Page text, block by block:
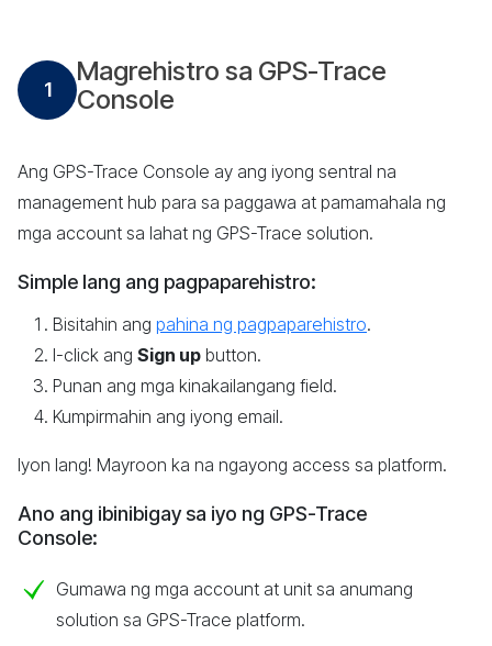
1
Magrehistro sa GPS-Trace
Console
Ang GPS-Trace Console ay ang iyong sentral na
management hub para sa paggawa at pamamahala ng
mga account sa lahat ng GPS-Trace solution.
Simple lang ang pagpaparehistro:
Bisitahin ang pahina ng pagpaparehistro.
I-click ang Sign up button.
Punan ang mga kinakailangang field.
Kumpirmahin ang iyong email.
Iyon lang! Mayroon ka na ngayong access sa platform.
Ano ang ibinibigay sa iyo ng GPS-Trace
Console:
Gumawa ng mga account at unit sa anumang
solution sa GPS-Trace platform.